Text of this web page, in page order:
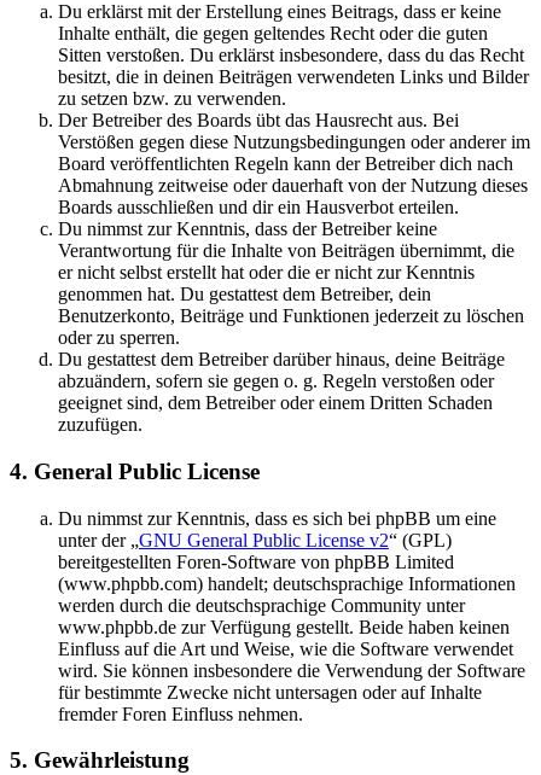
Du erklärst mit der Erstellung eines Beitrags, dass er keine
Inhalte enthält, die gegen geltendes Recht oder die guten
Sitten verstoßen. Du erklärst insbesondere, dass du das Recht
besitzt, die in deinen Beiträgen verwendeten Links und Bilder
zu setzen bzw. zu verwenden.
Der Betreiber des Boards übt das Hausrecht aus. Bei
Verstößen gegen diese Nutzungsbedingungen oder anderer im
Board veröffentlichten Regeln kann der Betreiber dich nach
Abmahnung zeitweise oder dauerhaft von der Nutzung dieses
Boards ausschließen und dir ein Hausverbot erteilen.
Du nimmst zur Kenntnis, dass der Betreiber keine
Verantwortung für die Inhalte von Beiträgen übernimmt, die
er nicht selbst erstellt hat oder die er nicht zur Kenntnis
genommen hat. Du gestattest dem Betreiber, dein
Benutzerkonto, Beiträge und Funktionen jederzeit zu löschen
oder zu sperren.
Du gestattest dem Betreiber darüber hinaus, deine Beiträge
abzuändern, sofern sie gegen o. g. Regeln verstoßen oder
geeignet sind, dem Betreiber oder einem Dritten Schaden
zuzufügen.
4. General Public License
Du nimmst zur Kenntnis, dass es sich bei phpBB um eine
unter der „GNU General Public License v2“ (GPL)
bereitgestellten Foren-Software von phpBB Limited
(www.phpbb.com) handelt; deutschsprachige Informationen
werden durch die deutschsprachige Community unter
www.phpbb.de zur Verfügung gestellt. Beide haben keinen
Einfluss auf die Art und Weise, wie die Software verwendet
wird. Sie können insbesondere die Verwendung der Software
für bestimmte Zwecke nicht untersagen oder auf Inhalte
fremder Foren Einfluss nehmen.
5. Gewährleistung